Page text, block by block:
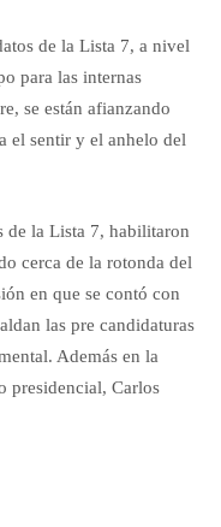
de la Lista 7, a nivel
para las internas
se están afianzando
el sentir y el anhelo del
de la Lista 7, habilitaron
cerca de la rotonda del
en que se contó con
las pre candidaturas
Además en la
presidencial, Carlos